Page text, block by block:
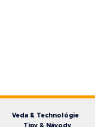
Veda & Technológie
Tipy & Návody